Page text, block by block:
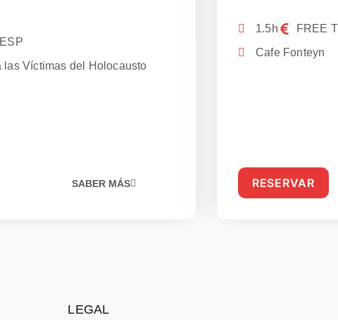
ESP
las Víctimas del Holocausto
SABER MÁS
1.5h
FREE
Cafe Fonteyn
RESERVAR
LEGAL